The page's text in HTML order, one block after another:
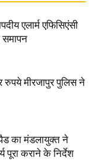
एलार्म एफिसिएंसी
समापन
मीरजापुर पुलिस ने
का मंडलायुक्त ने
पूरा कराने के निर्देश